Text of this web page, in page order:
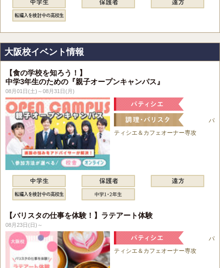
大阪校イベント情報
【食の学校を知ろう！】
中学3年生のための『親子オープンキャンパス』
08月01日(土)～08月31日(月)
パ
ティシエ＆カフェオーナー専攻
【バリスタの仕事を体験！】ラテアート体験
08月23日(日)～
パ
ティシエ＆カフェオーナー専攻